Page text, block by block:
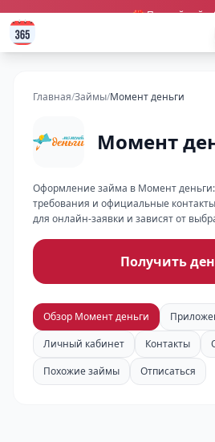
🎁 Первый займ
Главная/Займы/Момент деньги
Момент
Оформление займа в Момент деньги:
требования и официальные
для онлайн-заявки и зависят от
Получить
Обзор Момент деньги
Личный кабинет
Контакты
Похожие займы
Отписаться